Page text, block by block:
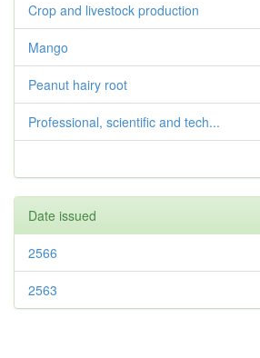
Crop and livestock production
Mango
Peanut hairy root
Professional, scientific and tech...
Date issued
2566
2563